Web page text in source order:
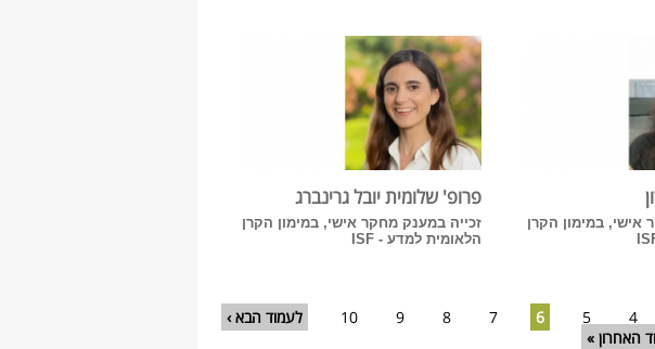
אישי, במימון הקרן
פרופ' שלומית יובל גרינברג
זכייה במענק מחקר אישי, במימון הקרן
הלאומית למדע - ISF
4
5
6
7
8
9
10
לעמוד הבא ›
האחרון »